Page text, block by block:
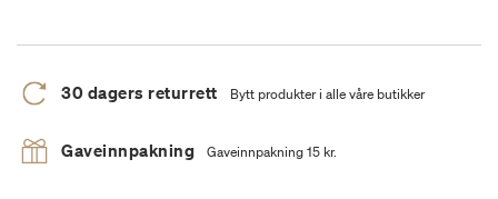
30 dagers returrett Bytt produkter i alle våre butikker
Gaveinnpakning Gaveinnpakning 15 kr.